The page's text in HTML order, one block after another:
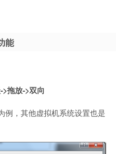
能
拖放->双向
例，其他虚拟机系统设置也是